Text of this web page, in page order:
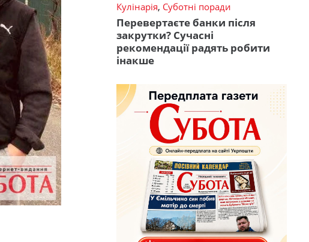
Кулінарія, Суботні поради
Перевертаєте банки після
закрутки? Сучасні
рекомендації радять робити
інакше